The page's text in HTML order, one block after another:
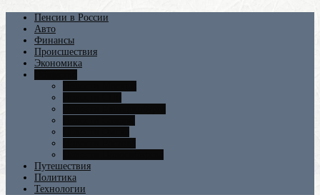
Пенсии в России
Авто
Финансы
Происшествия
Экономика
Путешествия
Политика
Технологии